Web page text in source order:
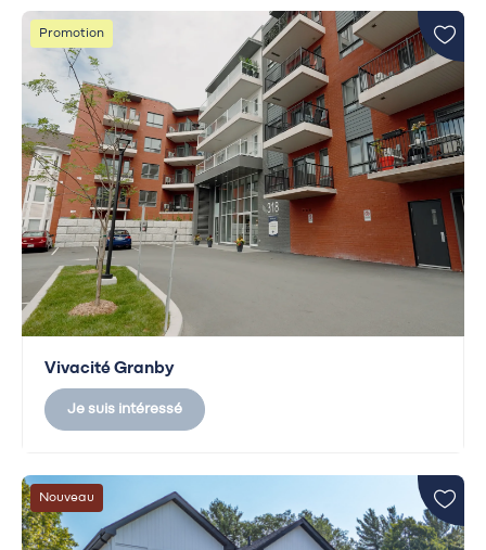
Promotion
Vivacité Granby
Je suis intéressé
Nouveau